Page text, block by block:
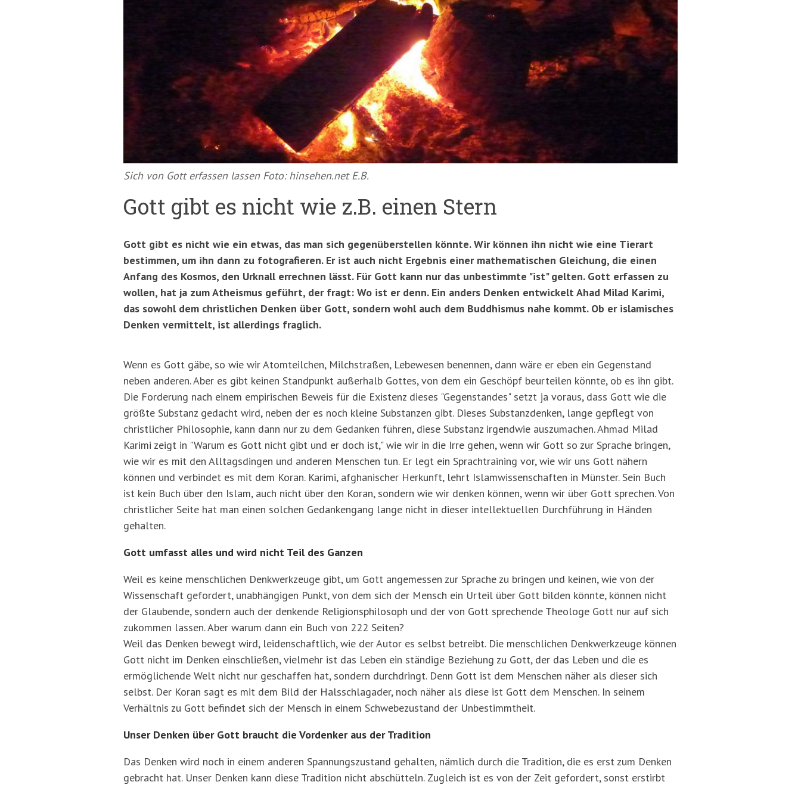
Sich von Gott erfassen lassen Foto: hinsehen.net E.B.
Gott gibt es nicht wie z.B. einen Stern
Gott gibt es nicht wie ein etwas, das man sich gegenüberstellen könnte. Wir können ihn nicht wie eine Tierart
bestimmen, um ihn dann zu fotografieren. Er ist auch nicht Ergebnis einer mathematischen Gleichung, die einen
Anfang des Kosmos, den Urknall errechnen lässt. Für Gott kann nur das unbestimmte "ist" gelten. Gott erfassen zu
wollen, hat ja zum Atheismus geführt, der fragt: Wo ist er denn. Ein anders Denken entwickelt Ahad Milad Karimi,
das sowohl dem christlichen Denken über Gott, sondern wohl auch dem Buddhismus nahe kommt. Ob er islamisches
Denken vermittelt, ist allerdings fraglich.
Wenn es Gott gäbe, so wie wir Atomteilchen, Milchstraßen, Lebewesen benennen, dann wäre er eben ein Gegenstand
neben anderen. Aber es gibt keinen Standpunkt außerhalb Gottes, von dem ein Geschöpf beurteilen könnte, ob es ihn gibt.
Die Forderung nach einem empirischen Beweis für die Existenz dieses "Gegenstandes" setzt ja voraus, dass Gott wie die
größte Substanz gedacht wird, neben der es noch kleine Substanzen gibt. Dieses Substanzdenken, lange gepflegt von
christlicher Philosophie, kann dann nur zu dem Gedanken führen, diese Substanz irgendwie auszumachen. Ahmad Milad
Karimi zeigt in "Warum es Gott nicht gibt und er doch ist," wie wir in die Irre gehen, wenn wir Gott so zur Sprache bringen,
wie wir es mit den Alltagsdingen und anderen Menschen tun. Er legt ein Sprachtraining vor, wie wir uns Gott nähern
können und verbindet es mit dem Koran. Karimi, afghanischer Herkunft, lehrt Islamwissenschaften in Münster. Sein Buch
ist kein Buch über den Islam, auch nicht über den Koran, sondern wie wir denken können, wenn wir über Gott sprechen. Von
christlicher Seite hat man einen solchen Gedankengang lange nicht in dieser intellektuellen Durchführung in Händen
gehalten.
Gott umfasst alles und wird nicht Teil des Ganzen
Weil es keine menschlichen Denkwerkzeuge gibt, um Gott angemessen zur Sprache zu bringen und keinen, wie von der
Wissenschaft gefordert, unabhängigen Punkt, von dem sich der Mensch ein Urteil über Gott bilden könnte, können nicht
der Glaubende, sondern auch der denkende Religionsphilosoph und der von Gott sprechende Theologe Gott nur auf sich
zukommen lassen. Aber warum dann ein Buch von 222 Seiten?
Weil das Denken bewegt wird, leidenschaftlich, wie der Autor es selbst betreibt. Die menschlichen Denkwerkzeuge können
Gott nicht im Denken einschließen, vielmehr ist das Leben ein ständige Beziehung zu Gott, der das Leben und die es
ermöglichende Welt nicht nur geschaffen hat, sondern durchdringt. Denn Gott ist dem Menschen näher als dieser sich
selbst. Der Koran sagt es mit dem Bild der Halsschlagader, noch näher als diese ist Gott dem Menschen. In seinem
Verhältnis zu Gott befindet sich der Mensch in einem Schwebezustand der Unbestimmtheit.
Unser Denken über Gott braucht die Vordenker aus der Tradition
Das Denken wird noch in einem anderen Spannungszustand gehalten, nämlich durch die Tradition, die es erst zum Denken
gebracht hat. Unser Denken kann diese Tradition nicht abschütteln. Zugleich ist es von der Zeit gefordert, sonst erstirbt